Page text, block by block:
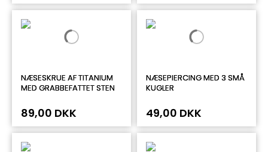
NÆSESKRUE AF TITANIUM
MED GRABBEFATTET STEN
89,00 DKK
NÆSEPIERCING MED 3 SMÅ
KUGLER
49,00 DKK